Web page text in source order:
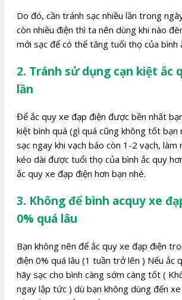
Do đó, cần tránh sạc nhiều lần trong
còn nhiều điện thì ta nên dùng khi nào
mới sạc để có thể tăng tuổi thọ của bình
2. Tránh sử dụng cạn kiệt ắc
lần
Để ắc quy xe đạp điện được bền nhất
kiệt bình quá (gì quá cũng không tốt bạn
sạc ngay khi vạch báo còn 1-2 vạch, làm
kéo dài được tuổi thọ của bình ắc quy
ắc quy xe đạp điện hơn bạn nhé.
3. Không để bình acquy xe
0% quá lâu
Bạn không nên để ắc quy xe đạp điện
điện 0% quá lâu (1 tuần trở lên ) Nếu ắc
hãy sạc cho bình càng sớm càng tốt (
ngay lập tức ) dù bạn không dùng đến